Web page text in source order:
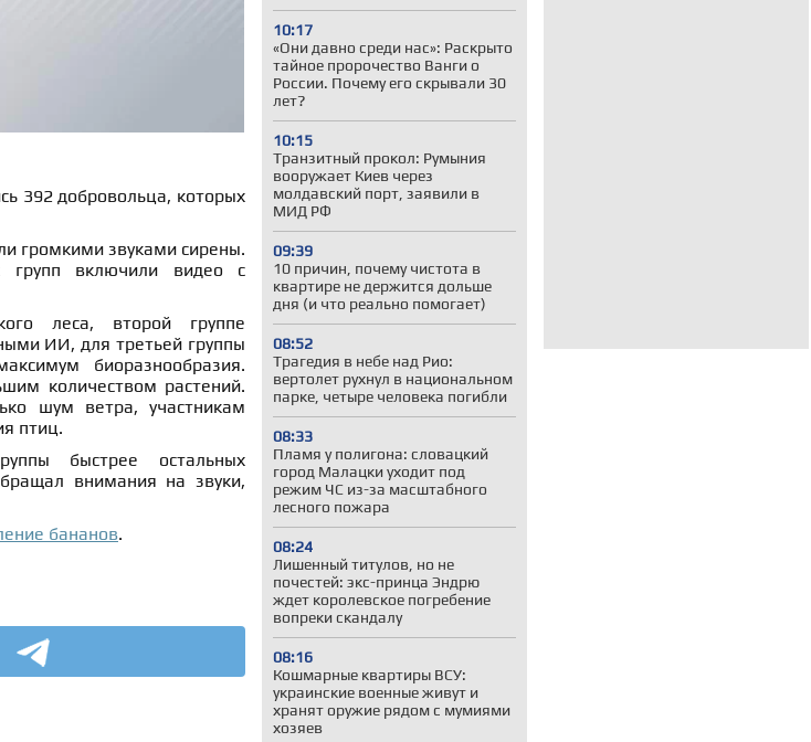
10:17
«Они давно среди нас»: Раскрыто
тайное пророчество Ванги о
России. Почему его скрывали 30
лет?
10:15
Транзитный прокол: Румыния
вооружает Киев через
молдавский порт, заявили в
МИД РФ
09:39
10 причин, почему чистота в
квартире не держится дольше
дня (и что реально помогает)
08:52
Трагедия в небе над Рио:
вертолет рухнул в национальном
парке, четыре человека погибли
08:33
Пламя у полигона: словацкий
город Малацки уходит под
режим ЧС из-за масштабного
лесного пожара
08:24
Лишенный титулов, но не
почестей: экс-принца Эндрю
ждет королевское погребение
вопреки скандалу
08:16
Кошмарные квартиры ВСУ:
украинские военные живут и
хранят оружие рядом с мумиями
хозяев
392 добровольца, которых
громкими звуками сирены.
включили видео с
леса, второй группе
ИИ, для третьей группы
биоразнообразия.
количеством растений.
шум ветра, участникам
птиц.
быстрее остальных
внимания на звуки,
бананов.